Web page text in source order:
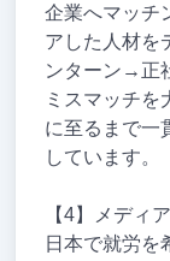
企業へマッチ
アした人材を
ンターン→正
ミスマッチを
に至るまで一
しています。
【4】メディ
日本で就労を